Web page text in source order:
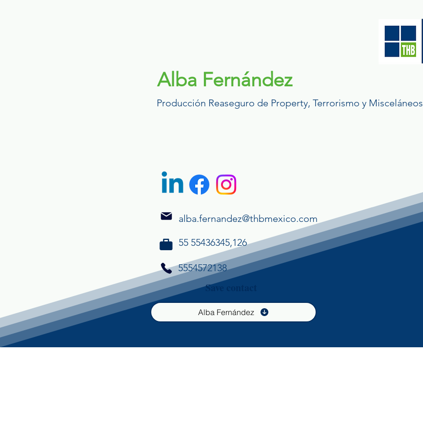
Alba Fernández
Producción Reaseguro de Property, Terrorismo y Misceláneos
alba.fernandez@thbmexico.com
55 55436345,126
5554572138
Save contact
Alba Fernández